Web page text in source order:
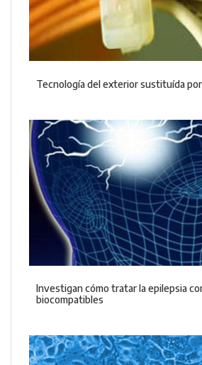
Tecnología del exterior sustituída
Investigan cómo tratar la epilepsia
biocompatibles